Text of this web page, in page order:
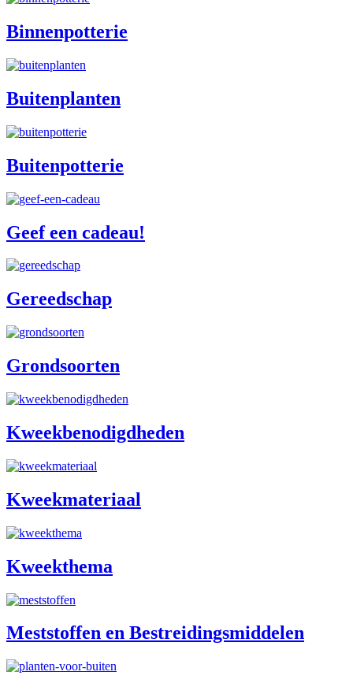
Binnenpotterie
Buitenplanten
Buitenpotterie
Geef een cadeau!
Gereedschap
Grondsoorten
Kweekbenodigdheden
Kweekmateriaal
Kweekthema
Meststoffen en Bestreidingsmiddelen